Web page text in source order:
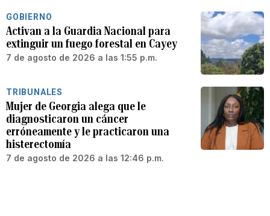
GOBIERNO
Activan a la Guardia Nacional para
extinguir un fuego forestal en Cayey
7 de agosto de 2026 a las 1:55 p.m.
TRIBUNALES
Mujer de Georgia alega que le
diagnosticaron un cáncer
erróneamente y le practicaron una
histerectomía
7 de agosto de 2026 a las 12:46 p.m.